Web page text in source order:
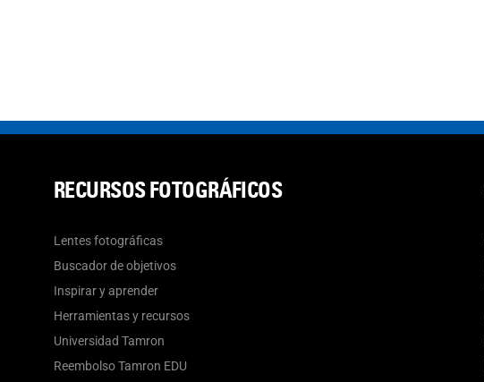
RECURSOS FOTOGRÁFICOS
Lentes fotográficas
Buscador de objetivos
Inspirar y aprender
Herramientas y recursos
Universidad Tamron
Reembolso Tamron EDU